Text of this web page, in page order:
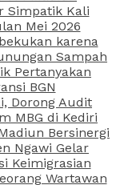
Simpatik Kali
Mei 2026
karena
Sampah
Pertanyakan
BGN
Dorong Audit
MBG di Kediri
Bersinergi
Ngawi Gelar
Keimigrasian
Wartawan